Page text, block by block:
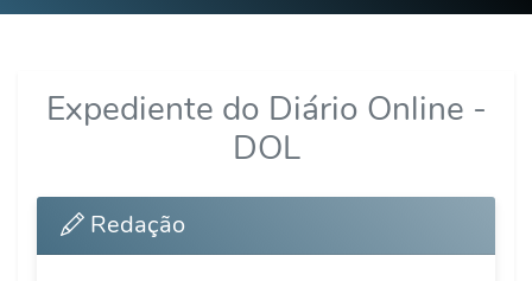
Expediente do Diário Online -
DOL
Redação